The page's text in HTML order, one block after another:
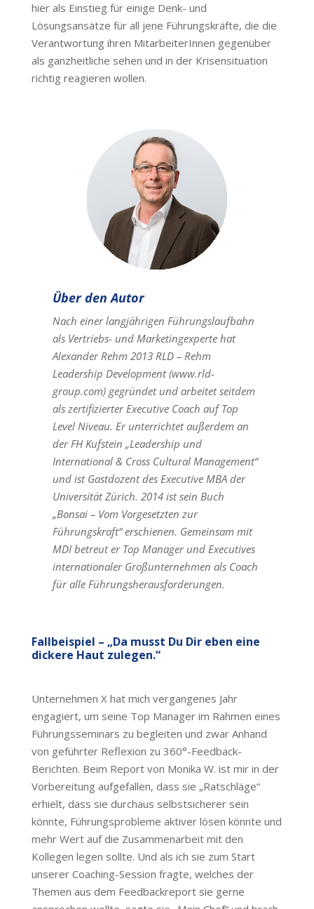
hier als Einstieg für einige Denk- und
Lösungsansätze für all jene Führungskräfte, die die
Verantwortung ihren MitarbeiterInnen gegenüber
als ganzheitliche sehen und in der Krisensituation
richtig reagieren wollen.
Über den Autor
Nach einer langjährigen Führungslaufbahn
als Vertriebs- und Marketingexperte hat
Alexander Rehm 2013 RLD – Rehm
Leadership Development (www.rld-
group.com) gegründet und arbeitet seitdem
als zertifizierter Executive Coach auf Top
Level Niveau. Er unterrichtet außerdem an
der FH Kufstein „Leadership und
International & Cross Cultural Management“
und ist Gastdozent des Executive MBA der
Universität Zürich. 2014 ist sein Buch
„Bonsai – Vom Vorgesetzten zur
Führungskraft“ erschienen. Gemeinsam mit
MDI betreut er Top Manager und Executives
internationaler Großunternehmen als Coach
für alle Führungsherausforderungen.
Fallbeispiel – „Da musst Du Dir eben eine
dickere Haut zulegen.“
Unternehmen X hat mich vergangenes Jahr
engagiert, um seine Top Manager im Rahmen eines
Führungsseminars zu begleiten und zwar Anhand
von geführter Reflexion zu 360°-Feedback-
Berichten. Beim Report von Monika W. ist mir in der
Vorbereitung aufgefallen, dass sie „Ratschläge“
erhielt, dass sie durchaus selbstsicherer sein
könnte, Führungsprobleme aktiver lösen könnte und
mehr Wert auf die Zusammenarbeit mit den
Kollegen legen sollte. Und als ich sie zum Start
unserer Coaching-Session fragte, welches der
Themen aus dem Feedbackreport sie gerne